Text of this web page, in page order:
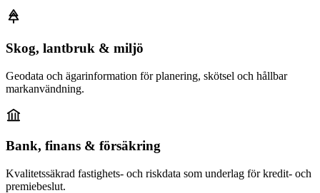
Skog, lantbruk & miljö
Geodata och ägarinformation för planering, skötsel och hållbar
markanvändning.
Bank, finans & försäkring
Kvalitetssäkrad fastighets- och riskdata som underlag för kredit- och
premiebeslut.